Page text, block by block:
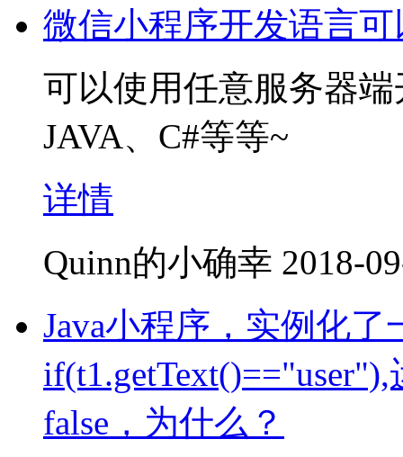
微信小程序开发语言
可以使用任意服务器
JAVA、C#等等~
详情
Quinn的小确幸 2018-
Java小程序，实例化了
false，为什么？